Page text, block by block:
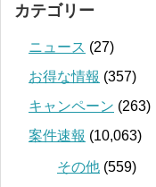
カテゴリー
ニュース (27)
お得な情報 (357)
キャンペーン (263)
案件速報 (10,063)
その他 (559)